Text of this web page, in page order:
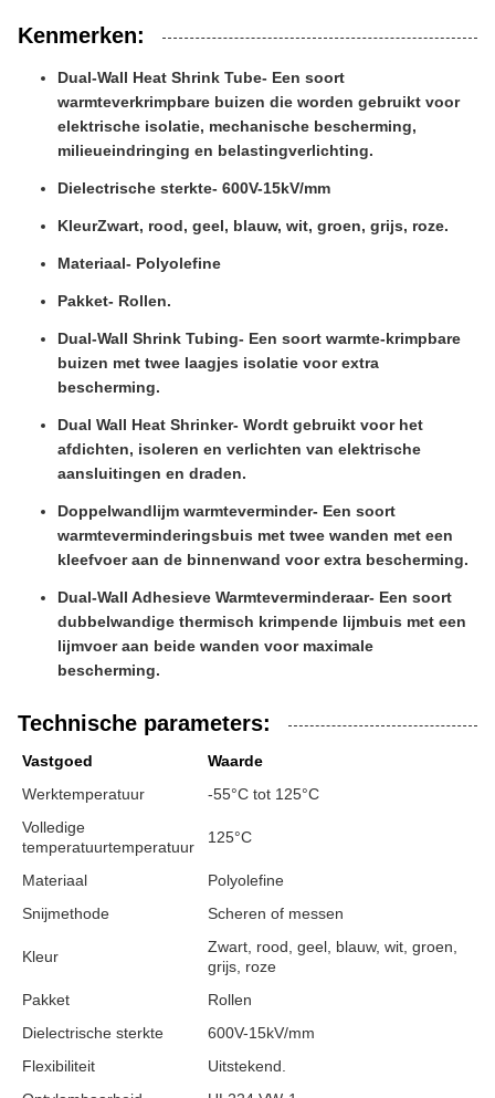
Kenmerken:
Dual-Wall Heat Shrink Tube- Een soort
warmteverkrimpbare buizen die worden gebruikt voor
elektrische isolatie, mechanische bescherming,
milieueindringing en belastingverlichting.
Dielectrische sterkte- 600V-15kV/mm
KleurZwart, rood, geel, blauw, wit, groen, grijs, roze.
Materiaal- Polyolefine
Pakket- Rollen.
Dual-Wall Shrink Tubing- Een soort warmte-krimpbare
buizen met twee laagjes isolatie voor extra
bescherming.
Dual Wall Heat Shrinker- Wordt gebruikt voor het
afdichten, isoleren en verlichten van elektrische
aansluitingen en draden.
Doppelwandlijm warmteverminder- Een soort
warmteverminderingsbuis met twee wanden met een
kleefvoer aan de binnenwand voor extra bescherming.
Dual-Wall Adhesieve Warmteverminderaar- Een soort
dubbelwandige thermisch krimpende lijmbuis met een
lijmvoer aan beide wanden voor maximale
bescherming.
Technische parameters:
Vastgoed
Waarde
Werktemperatuur
-55°C tot 125°C
Volledige
temperatuurtemperatuur
125°C
Materiaal
Polyolefine
Snijmethode
Scheren of messen
Kleur
Zwart, rood, geel, blauw, wit, groen,
grijs, roze
Pakket
Rollen
Dielectrische sterkte
600V-15kV/mm
Flexibiliteit
Uitstekend.